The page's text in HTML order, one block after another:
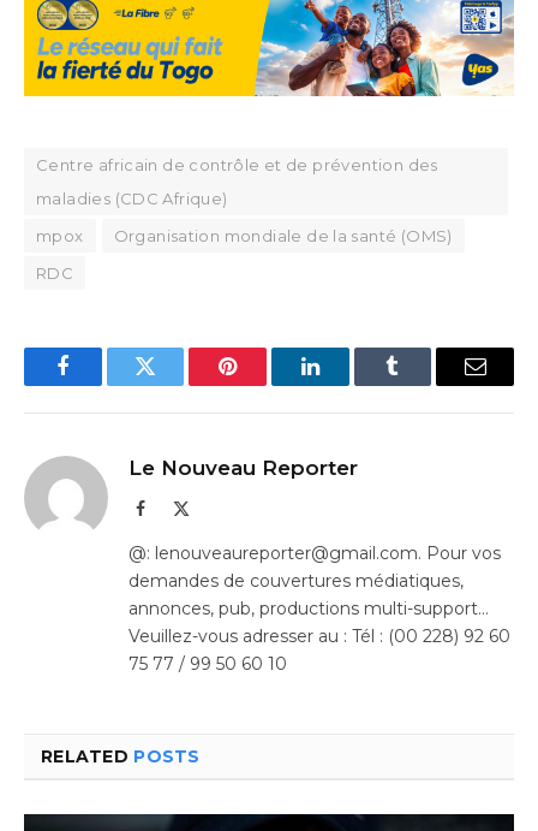
Centre africain de contrôle et de prévention des
maladies (CDC Afrique)
mpox
Organisation mondiale de la santé (OMS)
RDC
FacebookTwitter Pinterest LinkedInTumblr Email
Le Nouveau Reporter
Facebook
@: lenouveaureporter@gmail.com. Pour vos
demandes de couvertures médiatiques,
annonces, pub, productions multi-support…
Veuillez-vous adresser au : Tél : (00 228) 92 60
75 77 / 99 50 60 10
RELATED POSTS